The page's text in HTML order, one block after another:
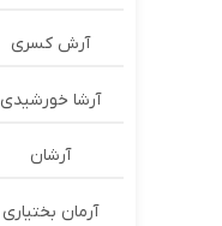
آرش کسری
آرشا خورشیدی
آرشان
آرمان بختیاری